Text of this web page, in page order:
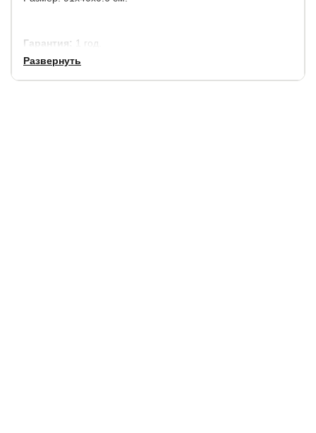
Гарантия: 1 год.
Развернуть